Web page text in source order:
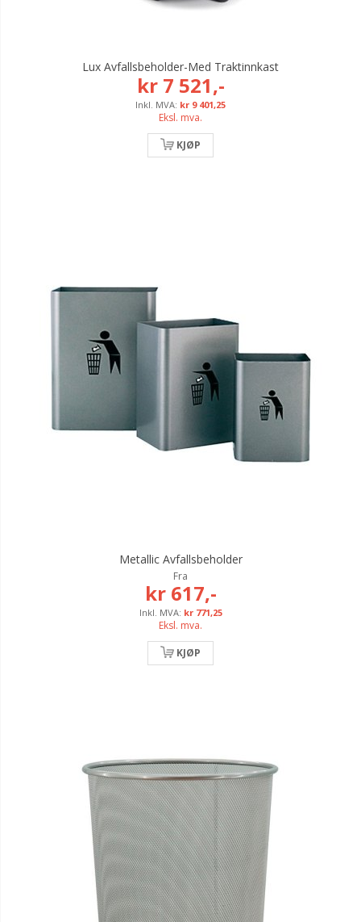
Lux Avfallsbeholder-Med Traktinnkast
kr 7 521,-
kr 9 401,25
Eksl. mva.
KJØP
Metallic Avfallsbeholder
Fra
kr 617,-
kr 771,25
Eksl. mva.
KJØP